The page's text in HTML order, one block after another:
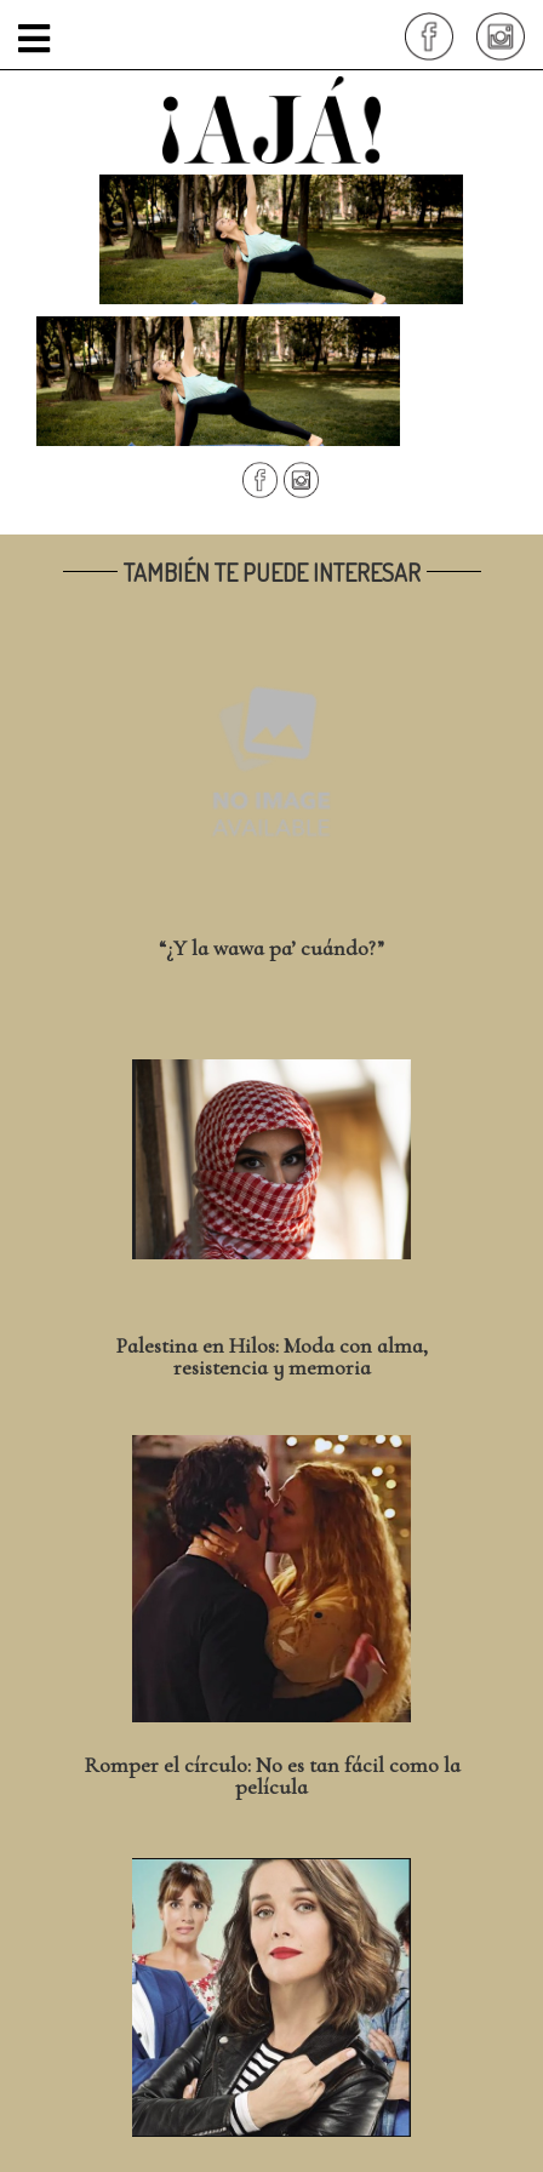
actividad-fisica-2
por: siteadmin
TAMBIÉN TE PUEDE INTERESAR
“¿Y la wawa pa’ cuándo?”
Palestina en Hilos: Moda con alma,
resistencia y memoria
Romper el círculo: No es tan fácil como la
película